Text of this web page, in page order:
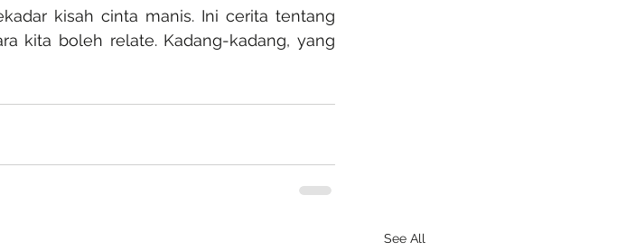
kisah cinta manis. Ini cerita tentang
kita boleh relate. Kadang-kadang, yang
See All